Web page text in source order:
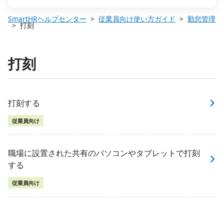
SmartHRヘルプセンター 従業員向け使い方ガイド 勤怠管理
打刻
打刻
打刻する
従業員向け
職場に設置された共有のパソコンやタブレットで打刻
する
従業員向け